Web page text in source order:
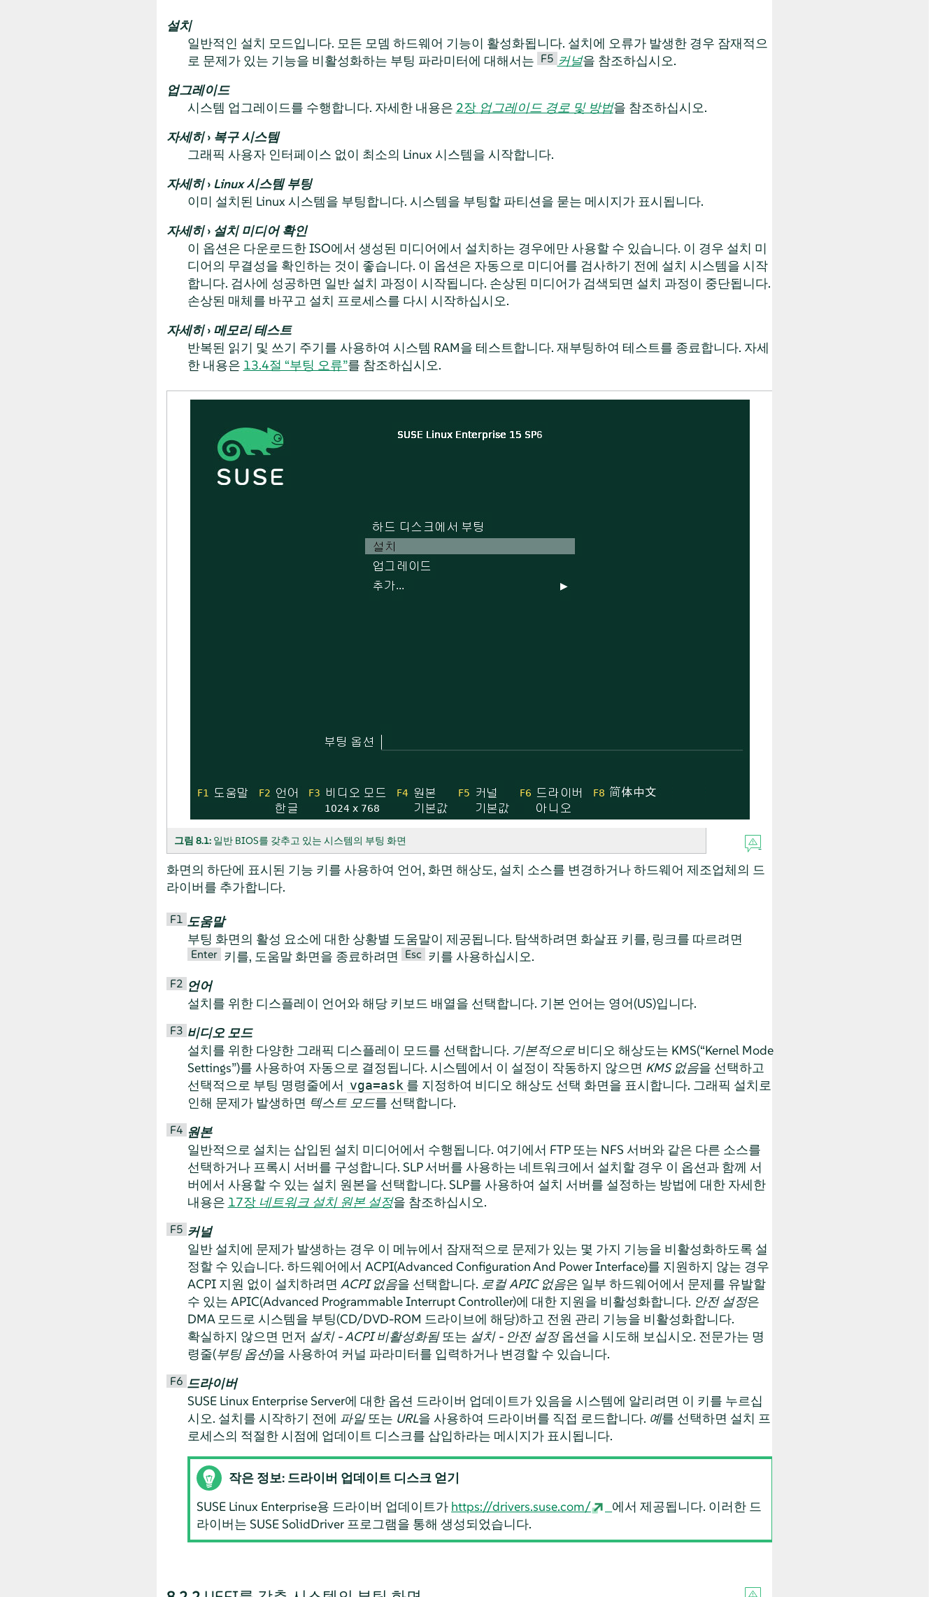
설치
일반적인 설치 모드입니다. 모든 모뎀 하드웨어 기능이 활성화됩니다. 설치에 오류가 발생한 경우 잠재적으
로 문제가 있는 기능을 비활성화하는 부팅 파라미터에 대해서는 F5 커널을 참조하십시오.
업그레이드
시스템 업그레이드를 수행합니다. 자세한 내용은 2장 업그레이드 경로 및 방법을 참조하십시오.
자세히› 복구 시스템
그래픽 사용자 인터페이스 없이 최소의 Linux 시스템을 시작합니다.
자세히› Linux 시스템 부팅
이미 설치된 Linux 시스템을 부팅합니다. 시스템을 부팅할 파티션을 묻는 메시지가 표시됩니다.
자세히› 설치 미디어 확인
이 옵션은 다운로드한 ISO에서 생성된 미디어에서 설치하는 경우에만 사용할 수 있습니다. 이 경우 설치 미
디어의 무결성을 확인하는 것이 좋습니다. 이 옵션은 자동으로 미디어를 검사하기 전에 설치 시스템을 시작
합니다. 검사에 성공하면 일반 설치 과정이 시작됩니다. 손상된 미디어가 검색되면 설치 과정이 중단됩니다.
손상된 매체를 바꾸고 설치 프로세스를 다시 시작하십시오.
자세히› 메모리 테스트
반복된 읽기 및 쓰기 주기를 사용하여 시스템 RAM을 테스트합니다. 재부팅하여 테스트를 종료합니다. 자세
한 내용은 13.4절 “부팅 오류”를 참조하십시오.
그림 8.1: 일반 BIOS를 갖추고 있는 시스템의 부팅 화면
화면의 하단에 표시된 기능 키를 사용하여 언어, 화면 해상도, 설치 소스를 변경하거나 하드웨어 제조업체의 드
라이버를 추가합니다.
F1 도움말
부팅 화면의 활성 요소에 대한 상황별 도움말이 제공됩니다. 탐색하려면 화살표 키를, 링크를 따르려면
Enter 키를, 도움말 화면을 종료하려면 Esc 키를 사용하십시오.
F2 언어
설치를 위한 디스플레이 언어와 해당 키보드 배열을 선택합니다. 기본 언어는 영어(US)입니다.
F3 비디오 모드
설치를 위한 다양한 그래픽 디스플레이 모드를 선택합니다. 기본적으로비디오 해상도는 KMS(“Kernel Mode
Settings”)를 사용하여 자동으로 결정됩니다. 시스템에서 이 설정이 작동하지 않으면 KMS 없음을 선택하고
선택적으로 부팅 명령줄에서 vga=ask 를 지정하여 비디오 해상도 선택 화면을 표시합니다. 그래픽 설치로
인해 문제가 발생하면 텍스트 모드를 선택합니다.
F4 원본
일반적으로 설치는 삽입된 설치 미디어에서 수행됩니다. 여기에서 FTP 또는 NFS 서버와 같은 다른 소스를
선택하거나 프록시 서버를 구성합니다. SLP 서버를 사용하는 네트워크에서 설치할 경우 이 옵션과 함께 서
버에서 사용할 수 있는 설치 원본을 선택합니다. SLP를 사용하여 설치 서버를 설정하는 방법에 대한 자세한
내용은 17장 네트워크 설치 원본 설정을 참조하십시오.
F5 커널
일반 설치에 문제가 발생하는 경우 이 메뉴에서 잠재적으로 문제가 있는 몇 가지 기능을 비활성화하도록 설
정할 수 있습니다. 하드웨어에서 ACPI(Advanced Configuration And Power Interface)를 지원하지 않는 경우
ACPI 지원 없이 설치하려면 ACPI 없음을 선택합니다. 로컬 APIC 없음은 일부 하드웨어에서 문제를 유발할
수 있는 APIC(Advanced Programmable Interrupt Controller)에 대한 지원을 비활성화합니다. 안전 설정은
DMA 모드로 시스템을 부팅(CD/DVD-ROM 드라이브에 해당)하고 전원 관리 기능을 비활성화합니다.
확실하지 않으면 먼저 설치 - ACPI 비활성화됨또는 설치 - 안전 설정옵션을 시도해 보십시오. 전문가는 명
령줄(부팅 옵션)을 사용하여 커널 파라미터를 입력하거나 변경할 수 있습니다.
F6 드라이버
SUSE Linux Enterprise Server에 대한 옵션 드라이버 업데이트가 있음을 시스템에 알리려면 이 키를 누르십
시오. 설치를 시작하기 전에 파일또는 URL을 사용하여 드라이버를 직접 로드합니다. 예를 선택하면 설치 프
로세스의 적절한 시점에 업데이트 디스크를 삽입하라는 메시지가 표시됩니다.
작은 정보: 드라이버 업데이트 디스크 얻기
SUSE Linux Enterprise용 드라이버 업데이트가 https://drivers.suse.com/
에서 제공됩니다. 이러한 드
라이버는 SUSE SolidDriver 프로그램을 통해 생성되었습니다.